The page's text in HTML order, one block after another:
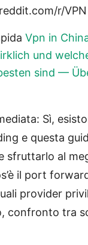
r/VPN
Vpn in
und
sind —
Sì,
e questa
sfruttarlo al
il port
provider
confronto tra